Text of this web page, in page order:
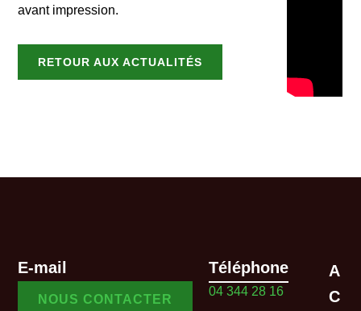
avant impression.
RETOUR AUX ACTUALITÉS
E-mail
NOUS CONTACTER
Téléphone
04 344 28 16
A
C